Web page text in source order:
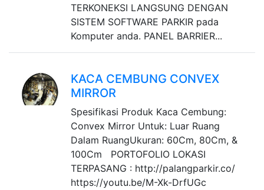
TERKONEKSI LANGSUNG DENGAN
SISTEM SOFTWARE PARKIR pada
Komputer anda. PANEL BARRIER...
KACA CEMBUNG CONVEX
MIRROR
Spesifikasi Produk Kaca Cembung:
Convex Mirror Untuk: Luar Ruang
Dalam RuangUkuran: 60Cm, 80Cm, &
100Cm PORTOFOLIO LOKASI
TERPASANG : http://palangparkir.co/
https://youtu.be/M-Xk-DrfUGc